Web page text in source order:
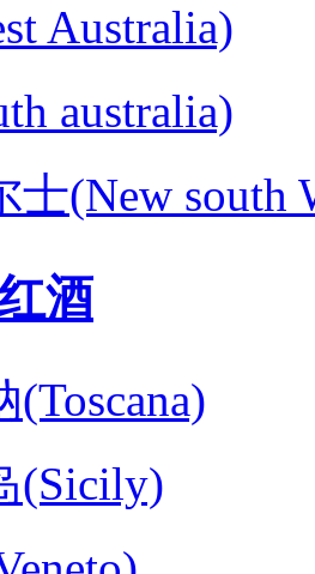
Australia)
australia)
(New south
酒
(Sicily)